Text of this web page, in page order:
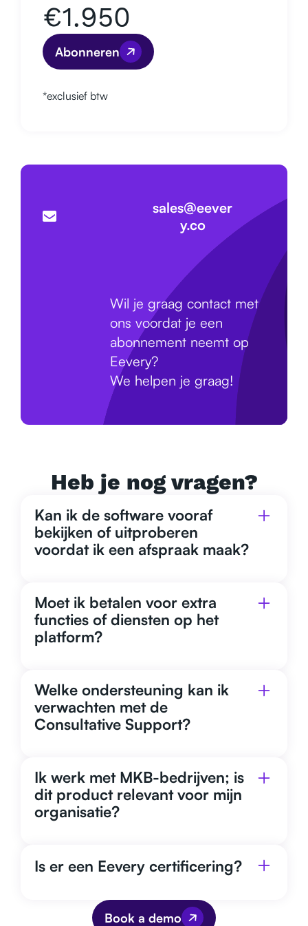
Wil je graag contact met
ons voordat je een
abonnement neemt op
Eevery?
We helpen je graag!
sales@eever
y.co
€1.950
Abonneren
*exclusief btw
Heb je nog vragen?
Kan ik de software vooraf
bekijken of uitproberen
voordat ik een afspraak maak?
Moet ik betalen voor extra
functies of diensten op het
platform?
Welke ondersteuning kan ik
verwachten met de
Consultative Support?
Ik werk met MKB-bedrijven; is
dit product relevant voor mijn
organisatie?
Is er een Eevery certificering?
Book a demo